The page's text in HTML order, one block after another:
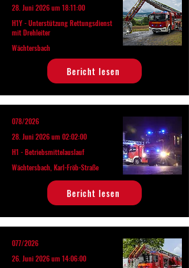
28. Juni 2026 um 18:11:00
H1Y - Unterstützung Rettungsdienst
mit Drehleiter
Wächtersbach
Bericht lesen
078/2026
28. Juni 2026 um 02:02:00
H1 - Betriebsmittelauslauf
Wächtersbach, Karl-Fröb-Straße
Bericht lesen
077/2026
26. Juni 2026 um 14:06:00